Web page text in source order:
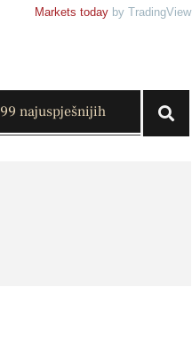
Markets today by TradingView
99 najuspješnijih